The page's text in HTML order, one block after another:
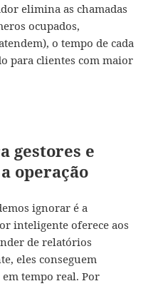
elimina as chamadas
ocupados,
o tempo de cada
para clientes com maior
gestores e
operação
ignorar é a
inteligente oferece aos
de relatórios
eles conseguem
tempo real. Por